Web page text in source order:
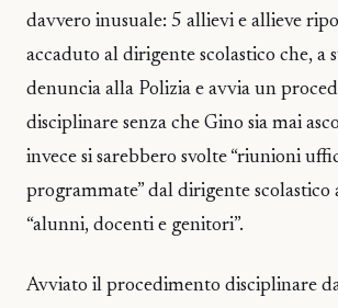
davvero inusuale: 5 allievi e allieve
accaduto al dirigente scolastico che, a
denuncia alla Polizia e avvia un
disciplinare senza che Gino sia mai
invece si sarebbero svolte “riunioni
programmate” dal dirigente scolastico
“alunni, docenti e genitori”.
Avviato il procedimento disciplinare